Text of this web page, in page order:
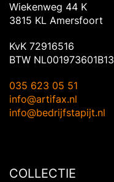
Wiekenweg 44 K
3815 KL Amersfoort
KvK 72916516
BTW NL001973601B13
035 623 05 51
info@artifax.nl
info@bedrijfstapijt.nl
COLLECTIE